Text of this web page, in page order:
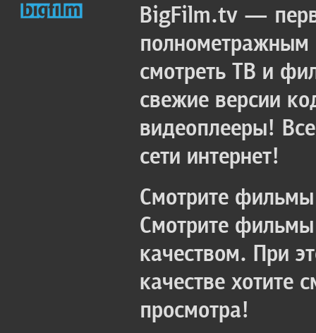
BigFilm.tv —
полнометражным
смотреть ТВ и
свежие версии
видеоплееры!
сети интернет!
Смотрите
Смотрите
качеством. При
качестве хотите
просмотра!